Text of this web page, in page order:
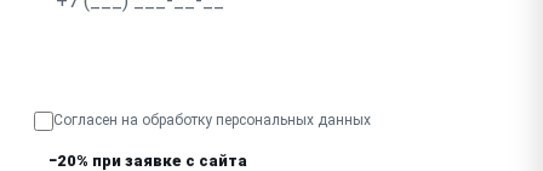
Согласен на обработку персональных данных
−20% при заявке с сайта